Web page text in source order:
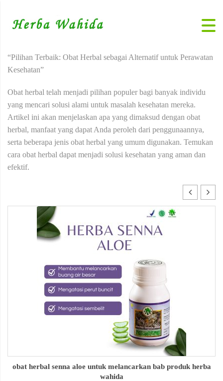
“Pilihan Terbaik: Obat Herbal sebagai Alternatif untuk Perawatan
Kesehatan”
Obat herbal telah menjadi pilihan populer bagi banyak individu
yang mencari solusi alami untuk masalah kesehatan mereka.
Artikel ini akan menjelaskan apa yang dimaksud dengan obat
herbal, manfaat yang dapat Anda peroleh dari penggunaannya,
serta beberapa jenis obat herbal yang umum digunakan. Temukan
cara obat herbal dapat menjadi solusi kesehatan yang aman dan
efektif.
obat herbal senna aloe untuk melancarkan bab produk herba
wahida